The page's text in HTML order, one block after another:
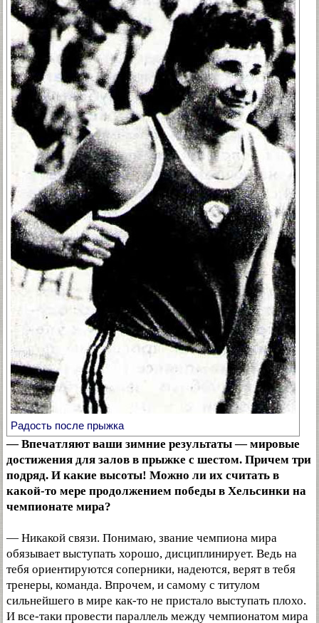
Радость после прыжка
— Впечатляют ваши зимние результаты — мировые
достижения для залов в прыжке с шестом. Причем три
подряд. И какие высоты! Можно ли их считать в
какой-то мере продолжением победы в Хельсинки на
чемпионате мира?
— Никакой связи. Понимаю, звание чемпиона мира
обязывает выступать хорошо, дисциплинирует. Ведь на
тебя ориентируются соперники, надеются, верят в тебя
тренеры, команда. Впрочем, и самому с титулом
сильнейшего в мире как-то не пристало выступать плохо.
И все-таки провести параллель между чемпионатом мира